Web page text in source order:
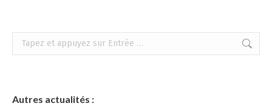
Recherche
:
Autres actualités :